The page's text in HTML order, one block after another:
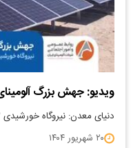
ویدیو: جهش بزرگ
دنیای معدن: نیروگاه خورشیدی ۷۲ مگاواتی به ایستگاه پیشرفت رسید
۲۰ شهریور ۱۴۰۴